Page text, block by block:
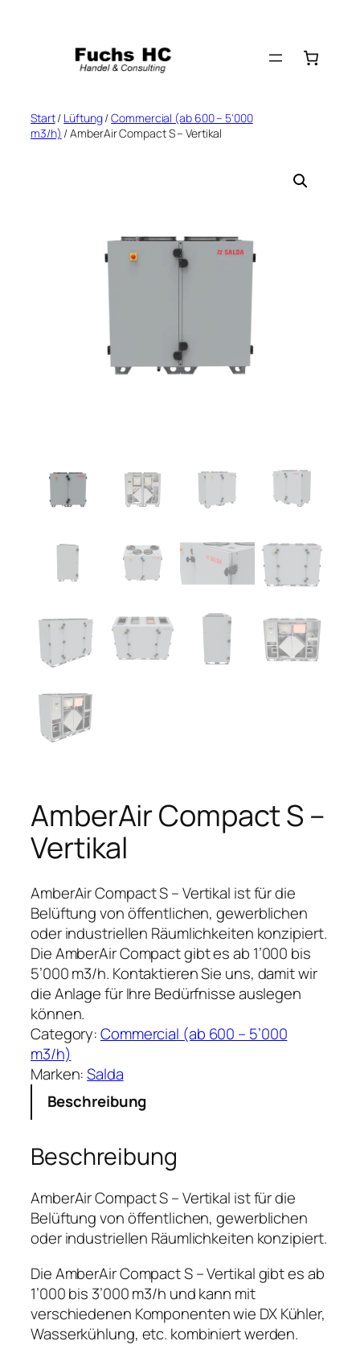
Start/ Lüftung/Commercial (ab 600 – 5'000
m3/h) / AmberAir Compact S – Vertikal
AmberAir Compact S –
Vertikal
AmberAir Compact S – Vertikal ist für die
Belüftung von öffentlichen, gewerblichen
oder industriellen Räumlichkeiten konzipiert.
Die AmberAir Compact gibt es ab 1’000 bis
5’000 m3/h. Kontaktieren Sie uns, damit wir
die Anlage für Ihre Bedürfnisse auslegen
können.
Category:Commercial (ab 600 – 5’000
m3/h)
Marken:Salda
Beschreibung
Beschreibung
AmberAir Compact S – Vertikal ist für die
Belüftung von öffentlichen, gewerblichen
oder industriellen Räumlichkeiten konzipiert.
Die AmberAir Compact S – Vertikal gibt es ab
1’000 bis 3’000 m3/h und kann mit
verschiedenen Komponenten wie DX Kühler,
Wasserkühlung, etc. kombiniert werden.